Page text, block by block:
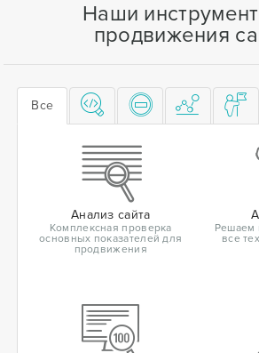
Наши
продвижения
Все
Анализ сайта
Комплексная проверка
основных показателей для
продвижения
Решаем
все